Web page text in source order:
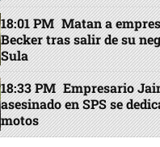
18:01 PM Matan a
Becker tras salir de su
Sula
18:33 PM Empresario
asesinado en SPS se
motos